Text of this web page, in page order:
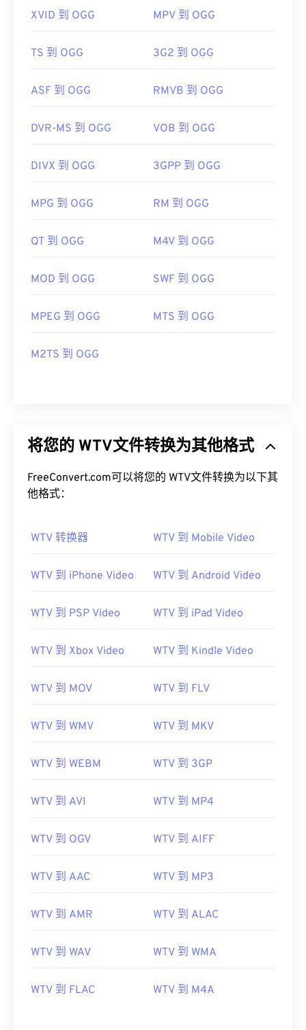
XVID 到 OGG MPV 到 OGG
TS 到 OGG 3G2 到 OGG
ASF 到 OGG RMVB 到 OGG
DVR-MS 到 OGG VOB 到 OGG
DIVX 到 OGG 3GPP 到 OGG
MPG 到 OGG RM 到 OGG
QT 到 OGG M4V 到 OGG
MOD 到 OGG SWF 到 OGG
MPEG 到 OGG MTS 到 OGG
M2TS 到 OGG
将您的 WTV文件转换为其他格式
FreeConvert.com可以将您的 WTV文件转换为以下其
他格式：
WTV 转换器 WTV 到 Mobile Video
WTV 到 iPhone Video WTV 到 Android Video
WTV 到 PSP Video WTV 到 iPad Video
WTV 到 Xbox Video WTV 到 Kindle Video
WTV 到 MOV WTV 到 FLV
WTV 到 WMV WTV 到 MKV
WTV 到 WEBM WTV 到 3GP
WTV 到 AVI WTV 到 MP4
WTV 到 OGV WTV 到 AIFF
WTV 到 AAC WTV 到 MP3
WTV 到 AMR WTV 到 ALAC
WTV 到 WAV WTV 到 WMA
WTV 到 FLAC WTV 到 M4A